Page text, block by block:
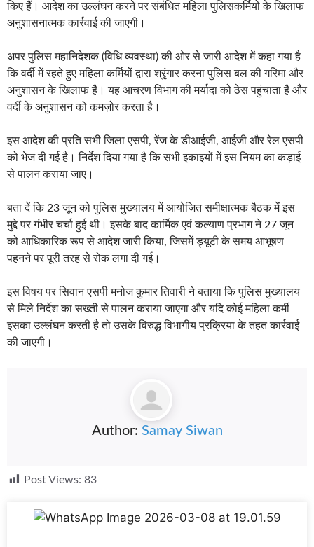
किए हैं। आदेश का उल्लंघन करने पर संबंधित महिला पुलिसकर्मियों के खिलाफ
अनुशासनात्मक कार्रवाई की जाएगी।
अपर पुलिस महानिदेशक (विधि व्यवस्था) की ओर से जारी आदेश में कहा गया है
कि वर्दी में रहते हुए महिला कर्मियों द्वारा श्रृंगार करना पुलिस बल की गरिमा और
अनुशासन के खिलाफ है। यह आचरण विभाग की मर्यादा को ठेस पहुंचाता है और
वर्दी के अनुशासन को कमज़ोर करता है।
इस आदेश की प्रति सभी जिला एसपी, रेंज के डीआईजी, आईजी और रेल एसपी
को भेज दी गई है। निर्देश दिया गया है कि सभी इकाइयों में इस नियम का कड़ाई
से पालन कराया जाए।
बता दें कि 23 जून को पुलिस मुख्यालय में आयोजित समीक्षात्मक बैठक में इस
मुद्दे पर गंभीर चर्चा हुई थी। इसके बाद कार्मिक एवं कल्याण प्रभाग ने 27 जून
को आधिकारिक रूप से आदेश जारी किया, जिसमें ड्यूटी के समय आभूषण
पहनने पर पूरी तरह से रोक लगा दी गई।
इस विषय पर सिवान एसपी मनोज कुमार तिवारी ने बताया कि पुलिस मुख्यालय
से मिले निर्देश का सख्ती से पालन कराया जाएगा और यदि कोई महिला कर्मी
इसका उल्लंघन करती है तो उसके विरुद्ध विभागीय प्रक्रिया के तहत कार्रवाई
की जाएगी।
Author: Samay Siwan
Post Views: 83